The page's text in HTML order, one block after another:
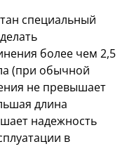
специальный
более чем 2,5
(при обычной
не превышает
длина
надежность
в